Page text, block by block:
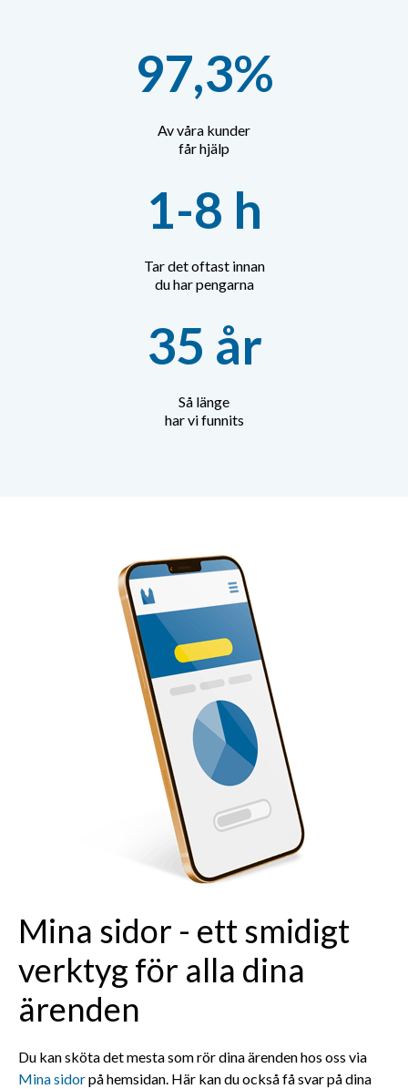
97,3%
Av våra kunder
får hjälp
1-8 h
Tar det oftast innan
du har pengarna
35 år
Så länge
har vi funnits
Mina sidor - ett smidigt
verktyg för alla dina
ärenden
Du kan sköta det mesta som rör dina ärenden hos oss via
Mina sidorpå hemsidan. Här kan du också få svar på dina